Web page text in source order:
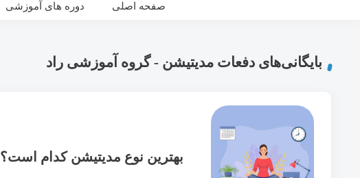
صفحه اصلی دوره های آموزشی
بایگانی‌های دفعات مدیتیشن - گروه آموزشی راد
بهترین نوع مدیتیشن کدام است؟